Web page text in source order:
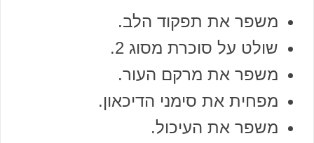
משפר את תפקוד הלב.
שולט על סוכרת מסוג 2.
משפר את מרקם העור.
מפחית את סימני הדיכאון.
משפר את העיכול.